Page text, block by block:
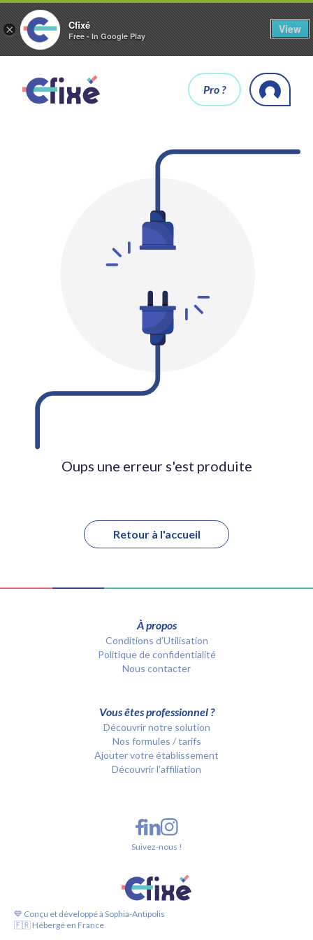
× Cfixé
Free - In Google Play
View
Pro ?
Oups une erreur s'est produite
Retour à l'accueil
À propos
Conditions d’Utilisation
Politique de confidentialité
Nous contacter
Vous êtes professionnel ?
Découvrir notre solution
Nos formules / tarifs
Ajouter votre établissement
Découvrir l'affiliation
💙 Conçu et développé à Sophia-Antipolis
🇫🇷 Hébergé en France
Suivez-nous !